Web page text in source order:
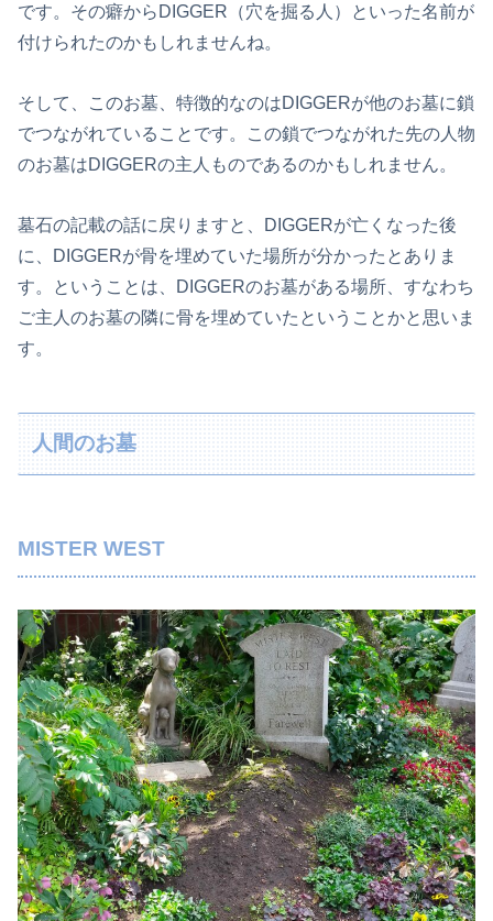
です。その癖からDIGGER（穴を掘る人）といった名前が
付けられたのかもしれませんね。
そして、このお墓、特徴的なのはDIGGERが他のお墓に鎖
でつながれていることです。この鎖でつながれた先の人物
のお墓はDIGGERの主人ものであるのかもしれません。
墓石の記載の話に戻りますと、DIGGERが亡くなった後
に、DIGGERが骨を埋めていた場所が分かったとありま
す。ということは、DIGGERのお墓がある場所、すなわち
ご主人のお墓の隣に骨を埋めていたということかと思いま
す。
人間のお墓
MISTER WEST